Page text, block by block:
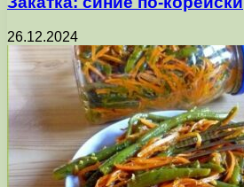
26.12.2024